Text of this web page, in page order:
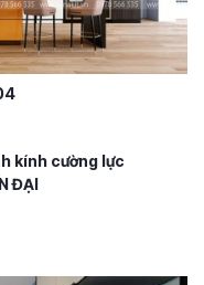
kính cường lực
ĐẠI